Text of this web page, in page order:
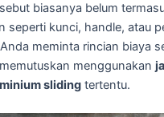
biasanya belum
seperti kunci, handle, atau
meminta rincian biaya
menggunakan
sliding tertentu.